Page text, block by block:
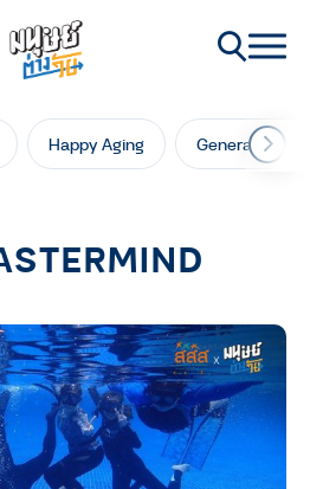
Happy Aging Generation